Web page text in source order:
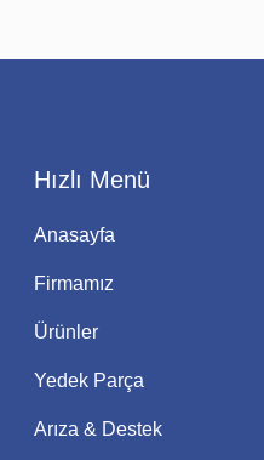
Hızlı Menü
Anasayfa
Firmamız
Ürünler
Yedek Parça
Arıza & Destek